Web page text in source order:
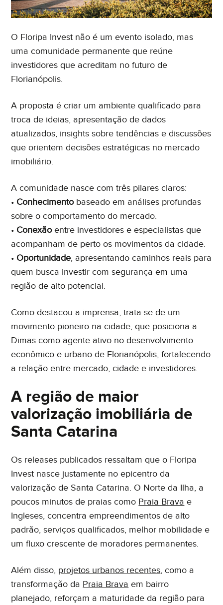
O Floripa Invest não é um evento isolado, mas
uma comunidade permanente que reúne
investidores que acreditam no futuro de
Florianópolis.
A proposta é criar um ambiente qualificado para
troca de ideias, apresentação de dados
atualizados, insights sobre tendências e discussões
que orientem decisões estratégicas no mercado
imobiliário.
A comunidade nasce com três pilares claros:
• Conhecimentobaseado em análises profundas
sobre o comportamento do mercado.
• Conexãoentre investidores e especialistas que
acompanham de perto os movimentos da cidade.
• Oportunidade, apresentando caminhos reais para
quem busca investir com segurança em uma
região de alto potencial.
Como destacou a imprensa, trata-se de um
movimento pioneiro na cidade, que posiciona a
Dimas como agente ativo no desenvolvimento
econômico e urbano de Florianópolis, fortalecendo
a relação entre mercado, cidade e investidores.
A região de maior
valorização imobiliária de
Santa Catarina
Os releases publicados ressaltam que o Floripa
Invest nasce justamente no epicentro da
valorização de Santa Catarina. O Norte da Ilha, a
poucos minutos de praias como Praia Brava e
Ingleses, concentra empreendimentos de alto
padrão, serviços qualificados, melhor mobilidade e
um fluxo crescente de moradores permanentes.
Além disso, projetos urbanos recentes, como a
transformação da Praia Brava em bairro
planejado, reforçam a maturidade da região para